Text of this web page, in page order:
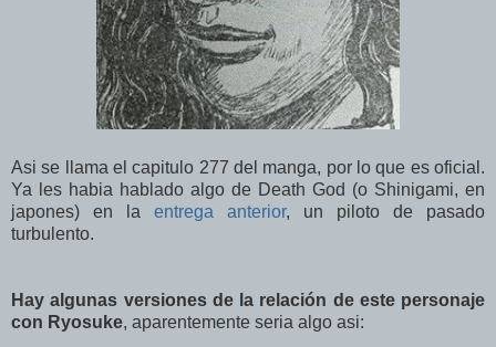
Asi se llama el capitulo 277 del manga, por lo que es oficial.
Ya les habia hablado algo de Death God (o Shinigami, en
japones) en la entrega anterior, un piloto de pasado
turbulento.
Hay algunas versiones de la relación de este personaje
con Ryosuke, aparentemente seria algo asi: